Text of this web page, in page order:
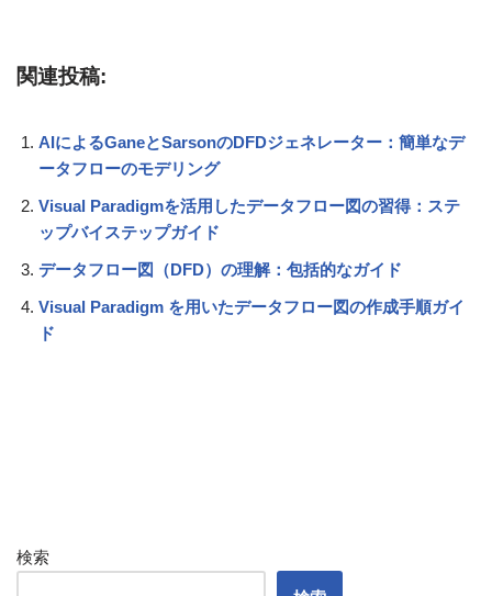
関連投稿:
AIによるGaneとSarsonのDFDジェネレーター：簡単なデ
ータフローのモデリング
Visual Paradigmを活用したデータフロー図の習得：ステ
ップバイステップガイド
データフロー図（DFD）の理解：包括的なガイド
Visual Paradigm を用いたデータフロー図の作成手順ガイ
ド
検索